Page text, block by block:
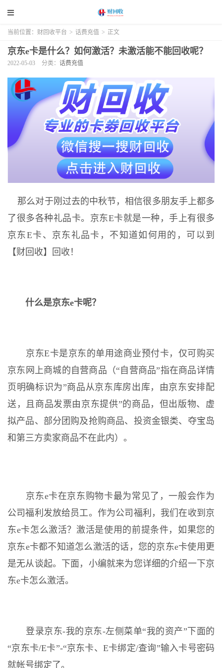
当前位置： 财回收平台 > 话费充值 > 正文
京东e卡是什么？如何激活？未激活能不能回收呢？
2022-05-03 分类： 话费充值
那么对于刚过去的中秋节，相信很多朋友手上都多
了很多各种礼品卡。京东E卡就是一种，手上有很多
京东E卡、京东礼品卡，不知道如何用的，可以到
【财回收】回收！
什么是京东e卡呢？
京东E卡是京东的单用途商业预付卡，仅可购买
京东网上商城的自营商品（“自营商品”指在商品详情
页明确标识为”商品从京东库房出库，由京东安排配
送，且商品发票由京东提供”的商品，但出版物、虚
拟产品、部分团购及抢购商品、投资金银类、夺宝岛
和第三方卖家商品不在此内）。
京东e卡在京东购物卡最为常见了，一般会作为
公司福利发放给员工。作为公司福利，我们在收到京
东e卡怎么激活？激活是使用的前提条件，如果您的
京东e卡都不知道怎么激活的话，您的京东e卡使用更
是无从谈起。下面，小编就来为您详细的介绍一下京
东e卡怎么激活。
登录京东-我的京东-左侧菜单“我的资产”下面的
“京东卡/E卡”-“京东卡、E卡绑定/查询”输入卡号密码
就帐号绑定了。